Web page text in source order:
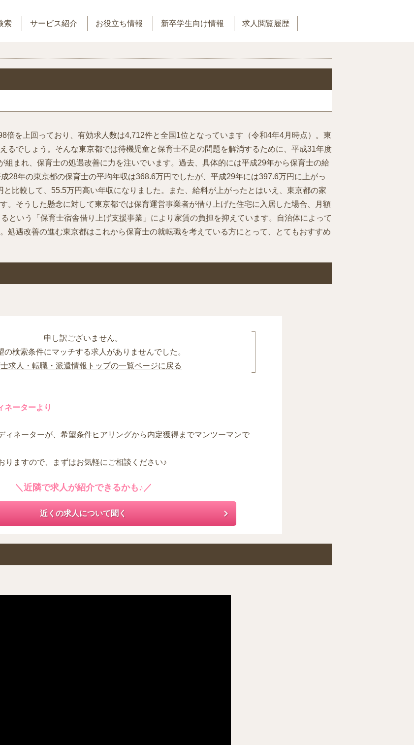
索 サービス紹介 お役立ち情報 新卒学生向け情報 求人閲覧履歴
倍を上回っており、有効求人数は4,712件と全国1位となっています（令和4年4月時点）。東
るでしょう。そんな東京都では待機児童と保育士不足の問題を解消するために、平成31年度
組まれ、保育士の処遇改善に力を注いでいます。過去、具体的には平成29年から保育士の給
28年の東京都の保育士の平均年収は368.6万円でしたが、平成29年には397.6万円に上がっ
比較して、55.5万円高い年収になりました。また、給料が上がったとはいえ、東京都の家
。そうした懸念に対して東京都では保育運営事業者が借り上げた住宅に入居した場合、月額
という「保育士宿舎借り上げ支援事業」により家賃の負担を抑えています。自治体によって
処遇改善の進む東京都はこれから保育士の就転職を考えている方にとって、とてもおすすめ
申し訳ございません。
の検索条件にマッチする求人がありませんでした。
求人・転職・派遣情報トップの一覧ページに戻る
ネーターより
ィネーターが、希望条件ヒアリングから内定獲得までマンツーマンで
りますので、まずはお気軽にご相談ください♪
＼近隣で求人が紹介できるかも♪／
近くの求人について聞く